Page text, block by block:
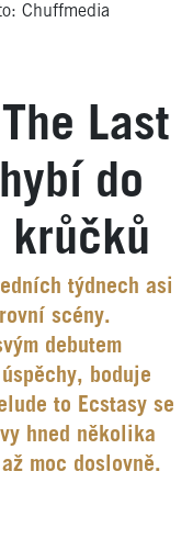
Chuffmedia
Last
do
krůčků
týdnech asi
scény.
debutem
boduje
to Ecstasy se
hned několika
moc doslovně.